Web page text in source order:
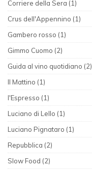
Corriere della Sera (1)
Crus dell'Appennino (1)
Gambero rosso (1)
Gimmo Cuomo (2)
Guida al vino quotidiano (2)
Il Mattino (1)
l'Espresso (1)
Luciano di Lello (1)
Luciano Pignataro (1)
Repubblica (2)
Slow Food (2)